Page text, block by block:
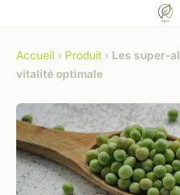
Accueil › Produit › Les super-
vitalité optimale